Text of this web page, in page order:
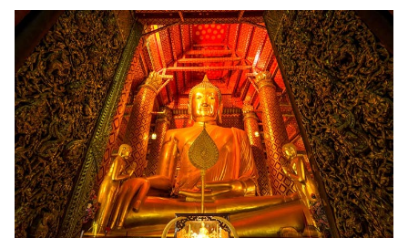
ทอง
ราคา
น้ำมัน
วา
ไร
ตี้
แต่งงาน